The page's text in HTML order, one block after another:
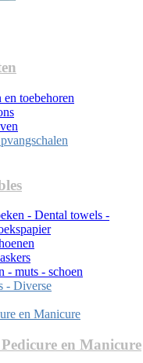
en toebehoren
- Dental towels -
- muts - schoen
- Diverse
en Manicure
en Manicure